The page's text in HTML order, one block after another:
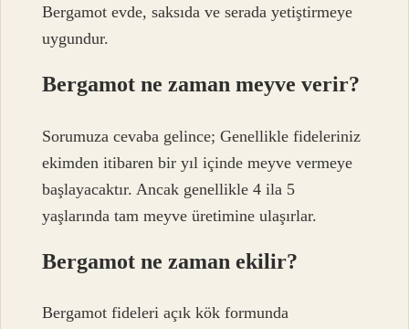
Bergamot evde, saksıda ve serada yetiştirmeye
uygundur.
Bergamot ne zaman meyve verir?
Sorumuza cevaba gelince; Genellikle fideleriniz
ekimden itibaren bir yıl içinde meyve vermeye
başlayacaktır. Ancak genellikle 4 ila 5
yaşlarında tam meyve üretimine ulaşırlar.
Bergamot ne zaman ekilir?
Bergamot fideleri açık kök formunda